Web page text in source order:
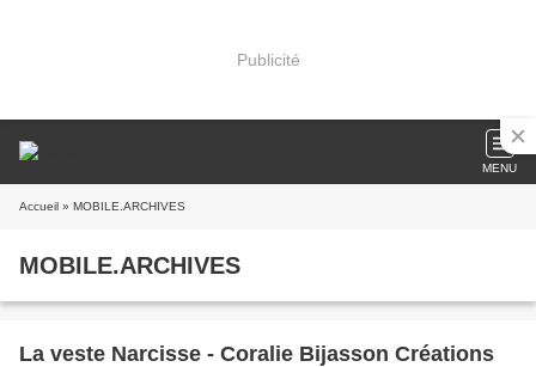
Publicité
MENU
Accueil » MOBILE.ARCHIVES
MOBILE.ARCHIVES
La veste Narcisse - Coralie Bijasson Créations